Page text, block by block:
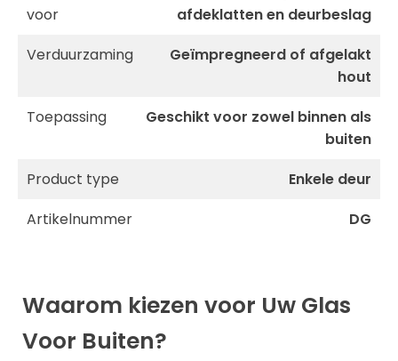
voor
afdeklatten en deurbeslag
Verduurzaming
Geïmpregneerd of afgelakt
hout
Toepassing
Geschikt voor zowel binnen als
buiten
Product type
Enkele deur
Artikelnummer
DG
Waarom kiezen voor Uw Glas
Voor Buiten?